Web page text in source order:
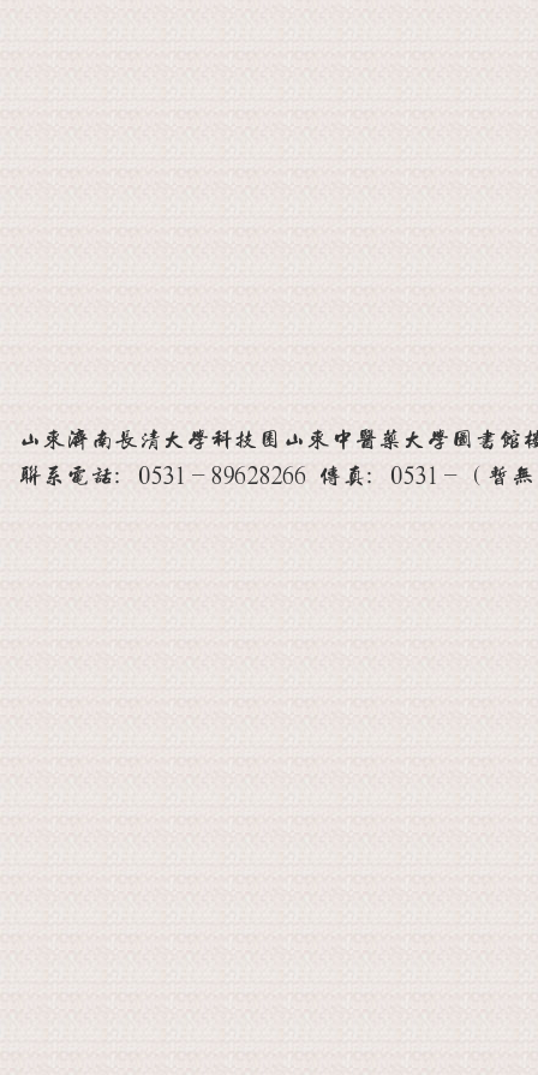
山东济南长清大学科技园山东中医药大学图书馆
联系电话：0531-89628266 传真：0531-（暂无